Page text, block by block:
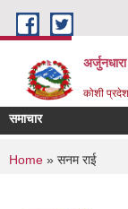
Skip to main content
कोशी
समाचार
You are
Home » सनम राई